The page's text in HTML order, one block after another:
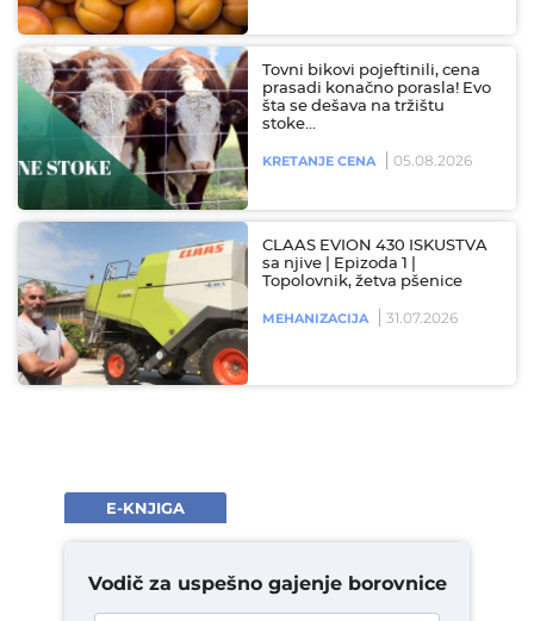
Tovni bikovi pojeftinili, cena
prasadi konačno porasla! Evo
šta se dešava na tržištu
stoke…
KRETANJE CENA 05.08.2026
CLAAS EVION 430 ISKUSTVA
sa njive | Epizoda 1 |
Topolovnik, žetva pšenice
MEHANIZACIJA 31.07.2026
E-KNJIGA
Vodič za uspešno gajenje borovnice